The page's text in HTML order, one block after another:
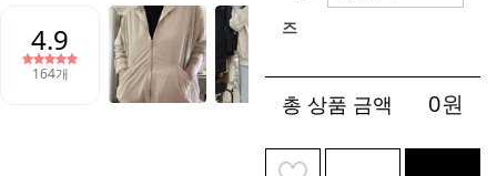
즈
총 상품 금액 0원